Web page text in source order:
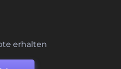
erhalten